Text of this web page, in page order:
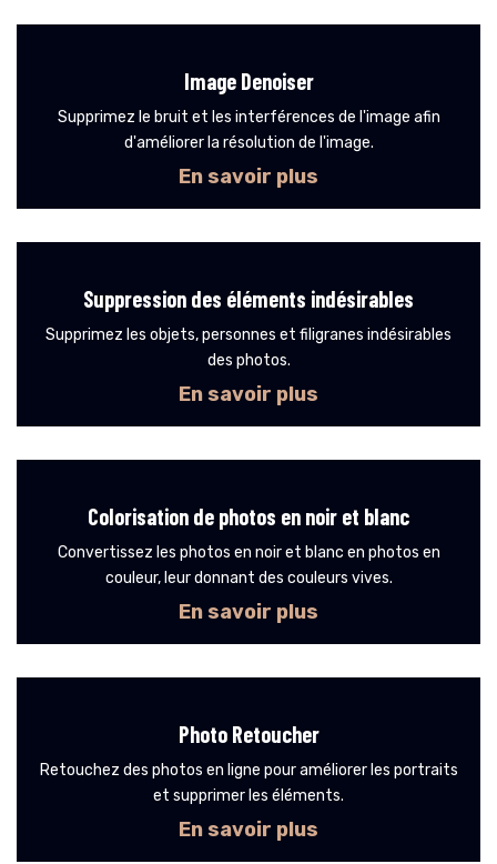
Image Denoiser
Supprimez le bruit et les interférences de l'image afin
d'améliorer la résolution de l'image.
En savoir plus
Suppression des éléments indésirables
Supprimez les objets, personnes et filigranes indésirables
des photos.
En savoir plus
Colorisation de photos en noir et blanc
Convertissez les photos en noir et blanc en photos en
couleur, leur donnant des couleurs vives.
En savoir plus
Photo Retoucher
Retouchez des photos en ligne pour améliorer les portraits
et supprimer les éléments.
En savoir plus